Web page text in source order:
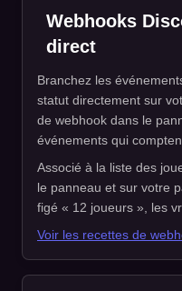
Webhooks
direct
Branchez les
statut directement sur
de webhook dans le
événements qui
Associé à la liste des
le panneau et sur votre
figé « 12 joueurs », les
Voir les recettes de